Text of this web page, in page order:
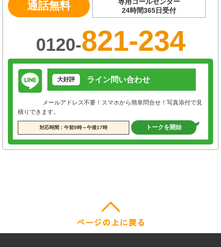
通話無料
24時間365日受付
0120-821-234
大好評 ライン問い合わせ
メールアドレス不要！スマホから簡単問合せ！写真添付で見
積りできます。
対応時間：午前9時～午後17時 トークを開始